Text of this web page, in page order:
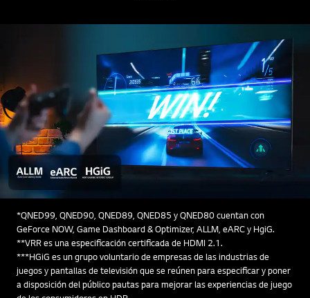
*QNED99, QNED90, QNED89, QNED85 y QNED80 cuentan con
GeForce NOW, Game Dashboard & Optimizer, ALLM, eARC y HgiG.
**VRR es una especificación certificada de HDMI 2.1.
***HGiG es un grupo voluntario de empresas de las industrias de
juegos y pantallas de televisión que se reúnen para especificar y poner
a disposición del público pautas para mejorar las experiencias de juego